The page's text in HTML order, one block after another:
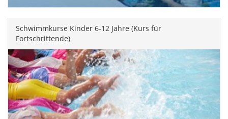
Schwimmkurse Kinder 6-12 Jahre (Kurs für
Fortschrittende)